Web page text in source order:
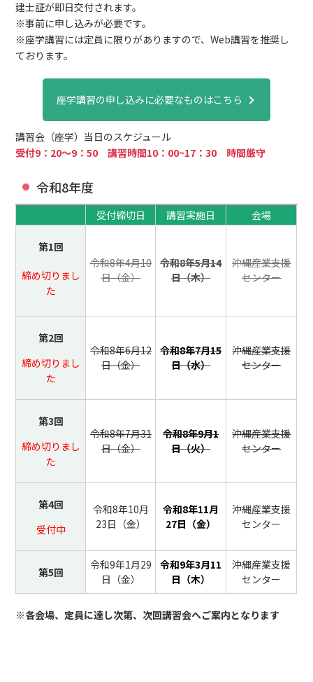
建士証が即日交付されます。
※事前に申し込みが必要です。
※座学講習には定員に限りがありますので、Web講習を推奨し
ております。
座学講習の申し込みに必要なものはこちら
講習会（座学）当日のスケジュール
受付9：20～9：50 講習時間10：00~17：30 時間厳守
令和8年度
受付締切日 講習実施日 会場
第1回
締め切りまし
た
令和8年4月10
日（金）
令和8年5月14
日（木）
沖縄産業支援
センター
第2回
締め切りまし
た
令和8年6月12
日（金）
令和8年7月15
日（水）
沖縄産業支援
センター
第3回
締め切りまし
た
令和8年7月31
日（金）
令和8年9月1
日（火）
沖縄産業支援
センター
第4回
受付中
令和8年10月
23日（金）
令和8年11月
27日（金）
沖縄産業支援
センター
第5回
令和9年1月29
日（金）
令和9年3月11
日（木）
沖縄産業支援
センター
※各会場、定員に達し次第、次回講習会へご案内となります